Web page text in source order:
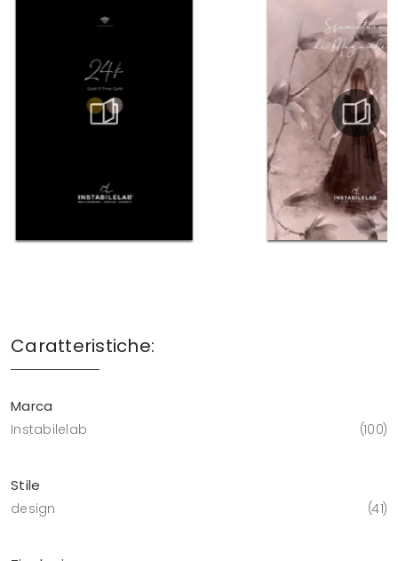
Caratteristiche:
Marca
Instabilelab 100
Stile
design 41